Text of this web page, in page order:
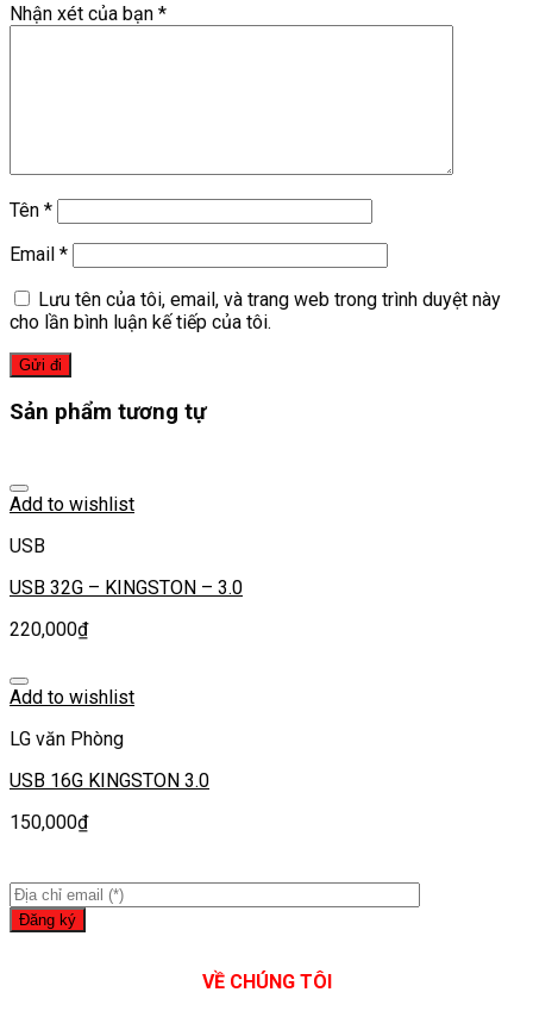
Nhận xét của bạn *
Tên *
Email *
Lưu tên của tôi, email, và trang web trong trình duyệt này
cho lần bình luận kế tiếp của tôi.
Sản phẩm tương tự
Add to wishlist
USB
USB 32G – KINGSTON – 3.0
220,000₫
Add to wishlist
LG văn Phòng
USB 16G KINGSTON 3.0
150,000₫
VỀ CHÚNG TÔI